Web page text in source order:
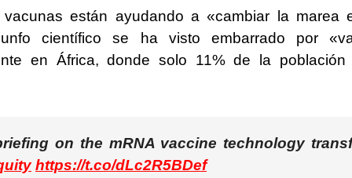
están ayudando a «cambiar la marea
científico se ha visto embarrado por
en África, donde solo 11% de la población
on the mRNA vaccine technology
https://t.co/dLc2R5BDef